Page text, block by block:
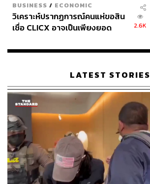
BUSINESS / ECONOMIC
วิเคราะห์ปรากฏการณ์คนแห่ขอสิน
เชื่อ CLICX อาจเป็นเพียงยอด
เรือนไทยที่ถูกซุกไว้
2.6K
LATEST STORIES